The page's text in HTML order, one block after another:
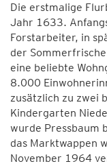
Die erstmalige
Jahr 1633.
Forstarbeiter, in
der
eine beliebte
8.000
zusätzlich zu zwei
Kindergarten
wurde Pressbaum
das Marktwappen
November 1964